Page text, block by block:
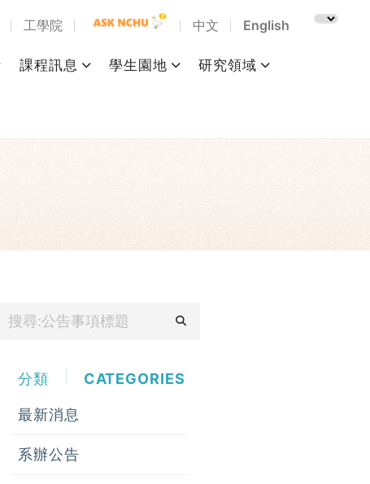
工學院 中文 English
課程訊息 學生園地 研究領域
分類 CATEGORIES
最新消息
系辦公告